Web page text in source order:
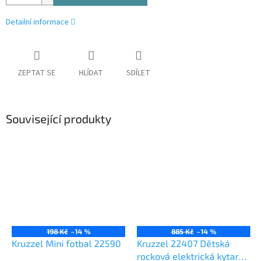
Detailní informace
ZEPTAT SE HLÍDAT SDÍLET
Související produkty
198 Kč –14 %
Kruzzel Mini fotbal 22590
885 Kč –14 %
Kruzzel 22407 Dětská
rocková elektrická kytara